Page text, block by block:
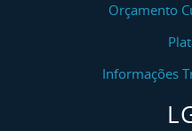
Orçamento
Informações